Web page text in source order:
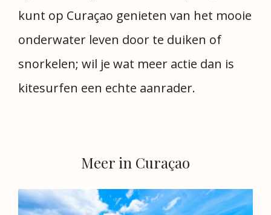
kunt op Curaçao genieten van het mooie
onderwater leven door te duiken of
snorkelen; wil je wat meer actie dan is
kitesurfen een echte aanrader.
Meer in Curaçao